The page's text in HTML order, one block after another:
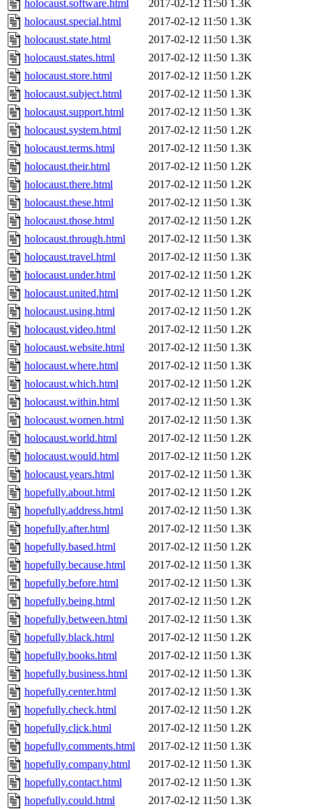
holocaust.software.html
2017-02-12 11:50 1.3K
holocaust.special.html
2017-02-12 11:50 1.3K
holocaust.state.html
2017-02-12 11:50 1.3K
holocaust.states.html
2017-02-12 11:50 1.3K
holocaust.store.html
2017-02-12 11:50 1.2K
holocaust.subject.html
2017-02-12 11:50 1.3K
holocaust.support.html
2017-02-12 11:50 1.3K
holocaust.system.html
2017-02-12 11:50 1.2K
holocaust.terms.html
2017-02-12 11:50 1.3K
holocaust.their.html
2017-02-12 11:50 1.2K
holocaust.there.html
2017-02-12 11:50 1.2K
holocaust.these.html
2017-02-12 11:50 1.3K
holocaust.those.html
2017-02-12 11:50 1.2K
holocaust.through.html
2017-02-12 11:50 1.3K
holocaust.travel.html
2017-02-12 11:50 1.3K
holocaust.under.html
2017-02-12 11:50 1.2K
holocaust.united.html
2017-02-12 11:50 1.2K
holocaust.using.html
2017-02-12 11:50 1.2K
holocaust.video.html
2017-02-12 11:50 1.2K
holocaust.website.html
2017-02-12 11:50 1.3K
holocaust.where.html
2017-02-12 11:50 1.3K
holocaust.which.html
2017-02-12 11:50 1.2K
holocaust.within.html
2017-02-12 11:50 1.3K
holocaust.women.html
2017-02-12 11:50 1.3K
holocaust.world.html
2017-02-12 11:50 1.2K
holocaust.would.html
2017-02-12 11:50 1.2K
holocaust.years.html
2017-02-12 11:50 1.3K
hopefully.about.html
2017-02-12 11:50 1.2K
hopefully.address.html
2017-02-12 11:50 1.3K
hopefully.after.html
2017-02-12 11:50 1.3K
hopefully.based.html
2017-02-12 11:50 1.2K
hopefully.because.html
2017-02-12 11:50 1.3K
hopefully.before.html
2017-02-12 11:50 1.3K
hopefully.being.html
2017-02-12 11:50 1.2K
hopefully.between.html
2017-02-12 11:50 1.3K
hopefully.black.html
2017-02-12 11:50 1.2K
hopefully.books.html
2017-02-12 11:50 1.3K
hopefully.business.html
2017-02-12 11:50 1.3K
hopefully.center.html
2017-02-12 11:50 1.3K
hopefully.check.html
2017-02-12 11:50 1.2K
hopefully.click.html
2017-02-12 11:50 1.2K
hopefully.comments.html
2017-02-12 11:50 1.3K
hopefully.company.html
2017-02-12 11:50 1.3K
hopefully.contact.html
2017-02-12 11:50 1.3K
hopefully.could.html
2017-02-12 11:50 1.3K